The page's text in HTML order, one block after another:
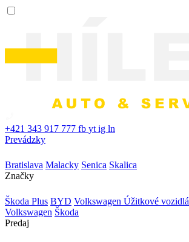
+421 343 917 777 fb yt ig ln
Prevádzky
Bratislava Malacky Senica Skalica
Značky
Škoda Plus BYD Volkswagen Úžitkové vozidlá
Volkswagen Škoda
Predaj